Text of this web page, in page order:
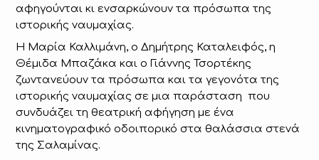
αφηγούνται κι ενσαρκώνουν τα πρόσωπα της
ιστορικής ναυμαχίας.
Η Μαρία Καλλιμάνη, ο Δημήτρης Καταλειφός, η
Θέμιδα Μπαζάκα και ο Γιάννης Τσορτέκης
ζωντανεύουν τα πρόσωπα και τα γεγονότα της
ιστορικής ναυμαχίας σε μια παράσταση που
συνδυάζει τη θεατρική αφήγηση με ένα
κινηματογραφικό οδοιπορικό στα θαλάσσια στενά
της Σαλαμίνας.